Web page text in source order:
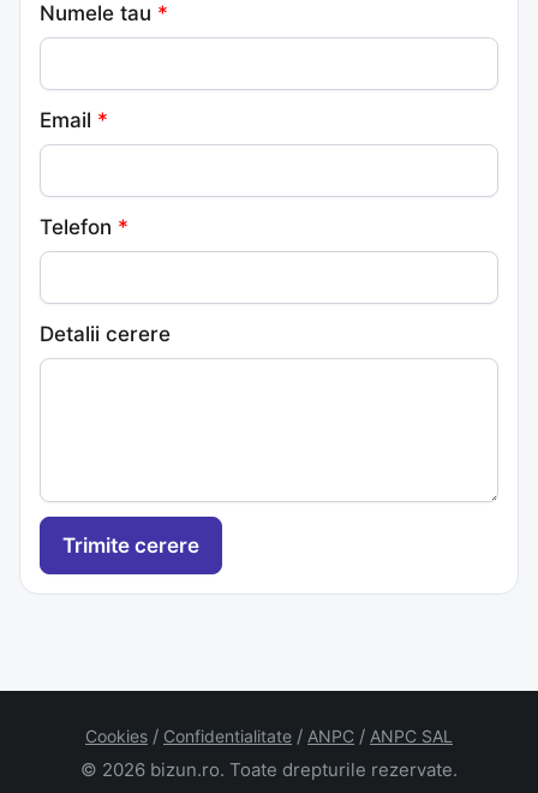
Numele tau *
Email *
Telefon *
Detalii cerere
Cookies / Confidentialitate / ANPC / ANPC SAL
© 2026 bizun.ro. Toate drepturile rezervate.